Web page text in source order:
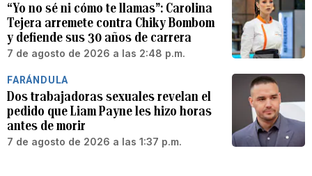
“Yo no sé ni cómo te llamas”: Carolina
Tejera arremete contra Chiky Bombom
y defiende sus 30 años de carrera
7 de agosto de 2026 a las 2:48 p.m.
FARÁNDULA
Dos trabajadoras sexuales revelan el
pedido que Liam Payne les hizo horas
antes de morir
7 de agosto de 2026 a las 1:37 p.m.